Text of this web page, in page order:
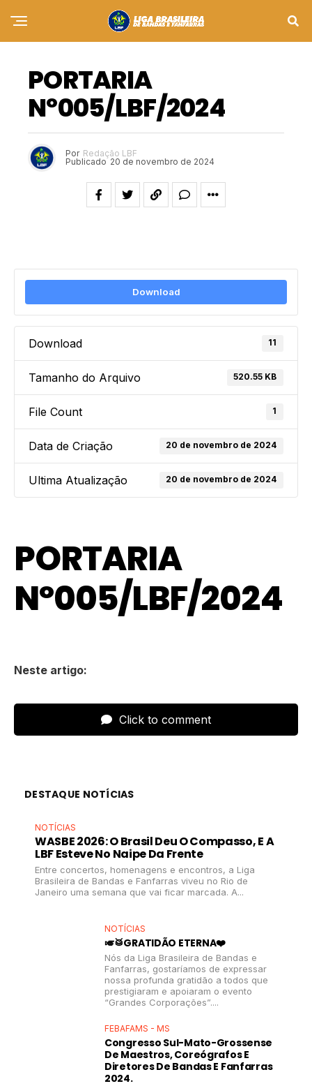
PORTARIA
Nº005/LBF/2024
Por Redação LBF
Publicado 20 de novembro de 2024
Download
Download 11
Tamanho do Arquivo 520.55 KB
File Count 1
Data de Criação 20 de novembro de 2024
Ultima Atualização 20 de novembro de 2024
PORTARIA
Nº005/LBF/2024
Neste artigo:
Click to comment
DESTAQUE NOTÍCIAS
NOTÍCIAS
WASBE 2026: O Brasil Deu O Compasso, E A
LBF Esteve No Naipe Da Frente
Entre concertos, homenagens e encontros, a Liga
Brasileira de Bandas e Fanfarras viveu no Rio de
Janeiro uma semana que vai ficar marcada. A...
NOTÍCIAS
🎺🥁GRATIDÃO ETERNA❤️
Nós da Liga Brasileira de Bandas e
Fanfarras, gostaríamos de expressar
nossa profunda gratidão a todos que
prestigiaram e apoiaram o evento
“Grandes Corporações”....
FEBAFAMS - MS
Congresso Sul-Mato-Grossense
De Maestros, Coreógrafos E
Diretores De Bandas E Fanfarras
2024.